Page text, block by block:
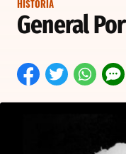
HISTORIA
General